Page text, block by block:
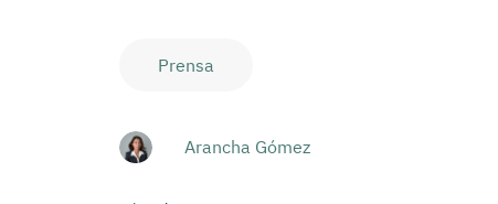
Prensa
Arancha Gómez